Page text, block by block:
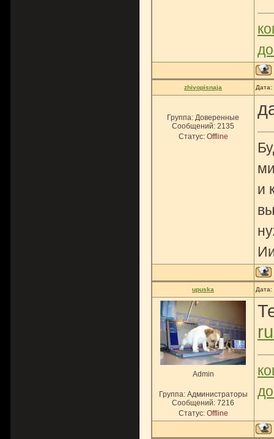
zhivopisnaja
Группа: Доверенные
Сообщений: 2135
Статус: Offline
и
upuska
Admin
Группа: Администраторы
Сообщений: 7216
Статус: Offline